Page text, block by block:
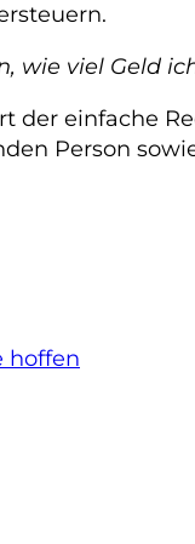
wie viel Geld
der einfache
Person
hoffen